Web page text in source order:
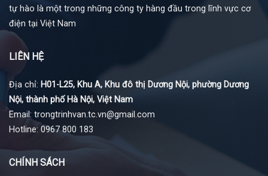
tự hào là một trong những công ty hàng đầu trong lĩnh vực cơ
điện tại Việt Nam
LIÊN HỆ
Địa chỉ: H01-L25, Khu A, Khu đô thị Dương Nội, phường Dương
Nội, thành phố Hà Nội, Việt Nam
Email: trongtrinhvan.tc.vn@gmail.com
Hotline: 0967 800 183
CHÍNH SÁCH